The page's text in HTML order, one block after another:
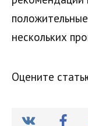
нескольких
Оцените